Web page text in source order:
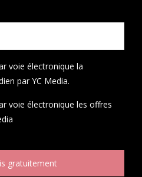
voie électronique la
par YC Media.
voie électronique les offres